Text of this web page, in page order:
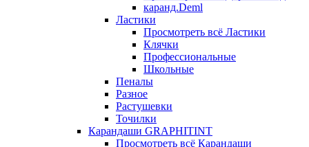
каранд.Deml
Ластики
Просмотреть всё Ластики
Клячки
Профессиональные
Школьные
Пеналы
Разное
Растушевки
Точилки
Карандаши GRAPHITINT
Просмотреть всё Карандаши